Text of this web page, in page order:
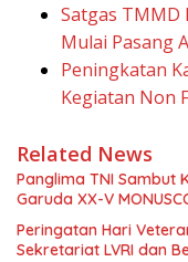
Satgas TMMD
Mulai Pasang
Peningkatan
Kegiatan Non
Related News
Panglima TNI Sambut
Garuda XX-V
Peringatan Hari
Sekretariat LVRI dan